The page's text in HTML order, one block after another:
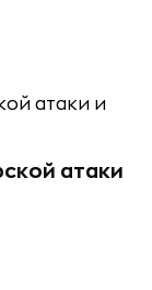
атаки